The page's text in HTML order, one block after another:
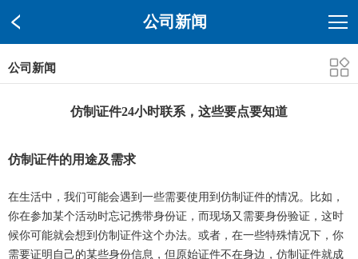
公司新闻
公司新闻
仿制证件24小时联系，这些要点要知道
仿制证件的用途及需求
在生活中，我们可能会遇到一些需要使用到仿制证件的情况。比如，
你在参加某个活动时忘记携带身份证，而现场又需要身份验证，这时
候你可能就会想到仿制证件这个办法。或者，在一些特殊情况下，你
需要证明自己的某些身份信息，但原始证件不在身边，仿制证件就成